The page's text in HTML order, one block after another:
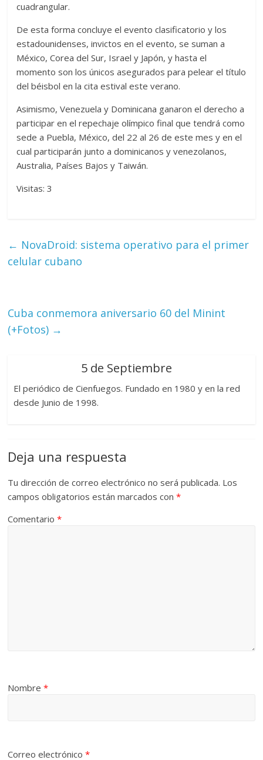
cuadrangular.
De esta forma concluye el evento clasificatorio y los
estadounidenses, invictos en el evento, se suman a
México, Corea del Sur, Israel y Japón, y hasta el
momento son los únicos asegurados para pelear el título
del béisbol en la cita estival este verano.
Asimismo, Venezuela y Dominicana ganaron el derecho a
participar en el repechaje olímpico final que tendrá como
sede a Puebla, México, del 22 al 26 de este mes y en el
cual participarán junto a dominicanos y venezolanos,
Australia, Países Bajos y Taiwán.
Visitas: 3
← NovaDroid: sistema operativo para el primer
celular cubano
Cuba conmemora aniversario 60 del Minint
(+Fotos) →
5 de Septiembre
El periódico de Cienfuegos. Fundado en 1980 y en la red
desde Junio de 1998.
Deja una respuesta
Tu dirección de correo electrónico no será publicada. Los
campos obligatorios están marcados con*
Comentario*
Nombre*
Correo electrónico*